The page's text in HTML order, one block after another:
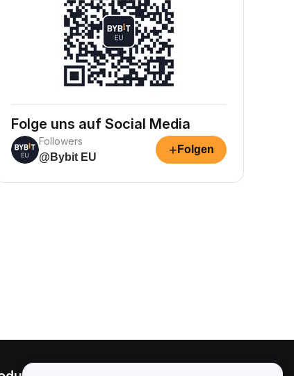
Folge uns auf Social Media
Followers
@Bybit EU
+ Folgen